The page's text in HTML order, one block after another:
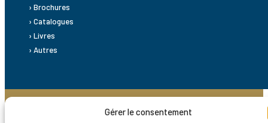
Gérer le consentement
› Brochures
› Catalogues
› Livres
› Autres
© 2026 SABIX – Tous droits reservés.